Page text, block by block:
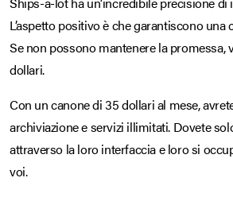
L’aspetto positivo è che garantiscono una
Se non possono mantenere la promessa,
dollari.
Con un canone di 35 dollari al mese,
archiviazione e servizi illimitati. Dovete
attraverso la loro interfaccia e loro si
voi.